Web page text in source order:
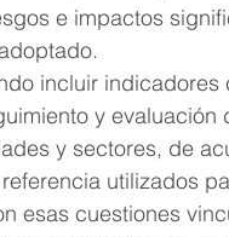
e impactos
incluir indicadores
y evaluación
y sectores, de
utilizados
esas cuestiones